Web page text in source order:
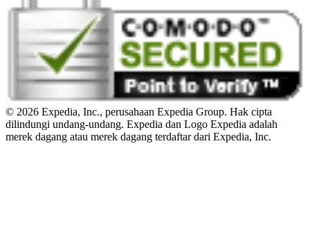
© 2026 Expedia, Inc., perusahaan Expedia Group. Hak cipta
dilindungi undang-undang. Expedia dan Logo Expedia adalah
merek dagang atau merek dagang terdaftar dari Expedia, Inc.